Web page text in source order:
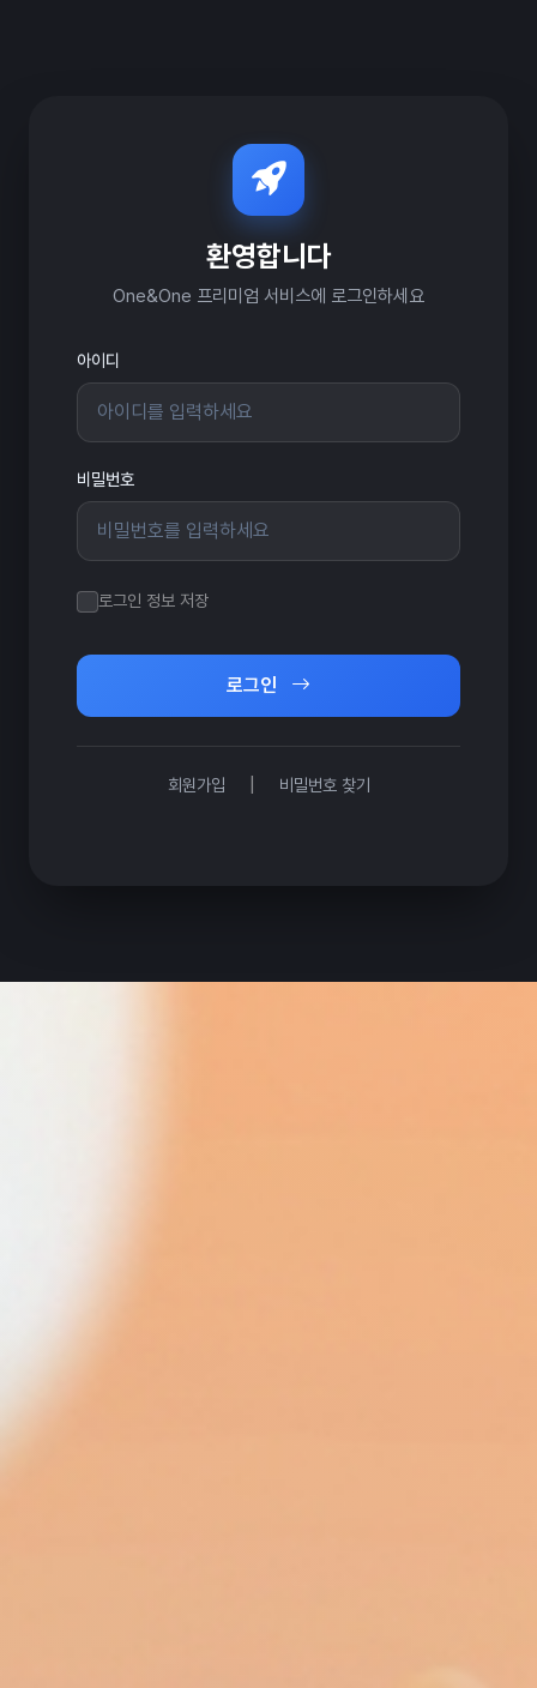
환영합니다
One&One 프리미엄 서비스에 로그인하세요
아이디
비밀번호
로그인 정보 저장
로그인
회원가입 비밀번호 찾기